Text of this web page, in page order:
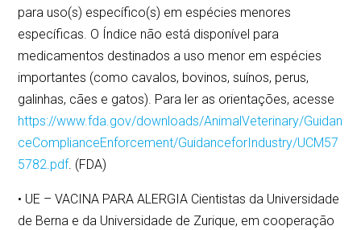
para uso(s) específico(s) em espécies menores
específicas. O Índice não está disponível para
medicamentos destinados a uso menor em espécies
importantes (como cavalos, bovinos, suínos, perus,
galinhas, cães e gatos). Para ler as orientações, acesse
https://www.fda.gov/downloads/AnimalVeterinary/Guidan
ceComplianceEnforcement/GuidanceforIndustry/UCM57
5782.pdf. (FDA)
• UE – VACINA PARA ALERGIA Cientistas da Universidade
de Berna e da Universidade de Zurique, em cooperação